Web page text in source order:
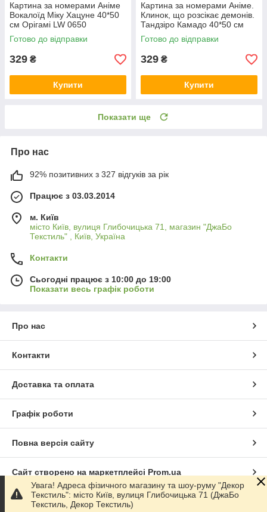
Картина за номерами Аніме
Вокалоїд Міку Хацуне 40*50
см Орігамі LW 0650
Готово до відправки
329 ₴
Купити
Картина за номерами Аніме.
Клинок, що розсікає демонів.
Тандзіро Камадо 40*50 см
Орігамі LW 30770
Готово до відправки
329 ₴
Купити
Показати ще
Про нас
92% позитивних з 327 відгуків за рік
Працює з 03.03.2014
м. Київ
місто Київ, вулиця Глибочицька 71, магазин "ДжаБо
Текстиль" , Київ, Україна
Контакти
Сьогодні працює з 10:00 до 19:00
Показати весь графік роботи
Про нас
Контакти
Доставка та оплата
Графік роботи
Повна версія сайту
Сайт створено на маркетплейсі Prom.ua
Політика конфіденційності
Увага! Адреса фізичного магазину та шоу-руму "Декор
Текстиль": місто Київ, вулиця Глибочицька 71 (ДжаБо
Текстиль, Декор Текстиль)